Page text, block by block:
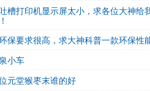
槽打印机显示屏太小，求各位大神给
保要求很高，求大神科普一款环保性
小车
元堂猴枣末谁的好